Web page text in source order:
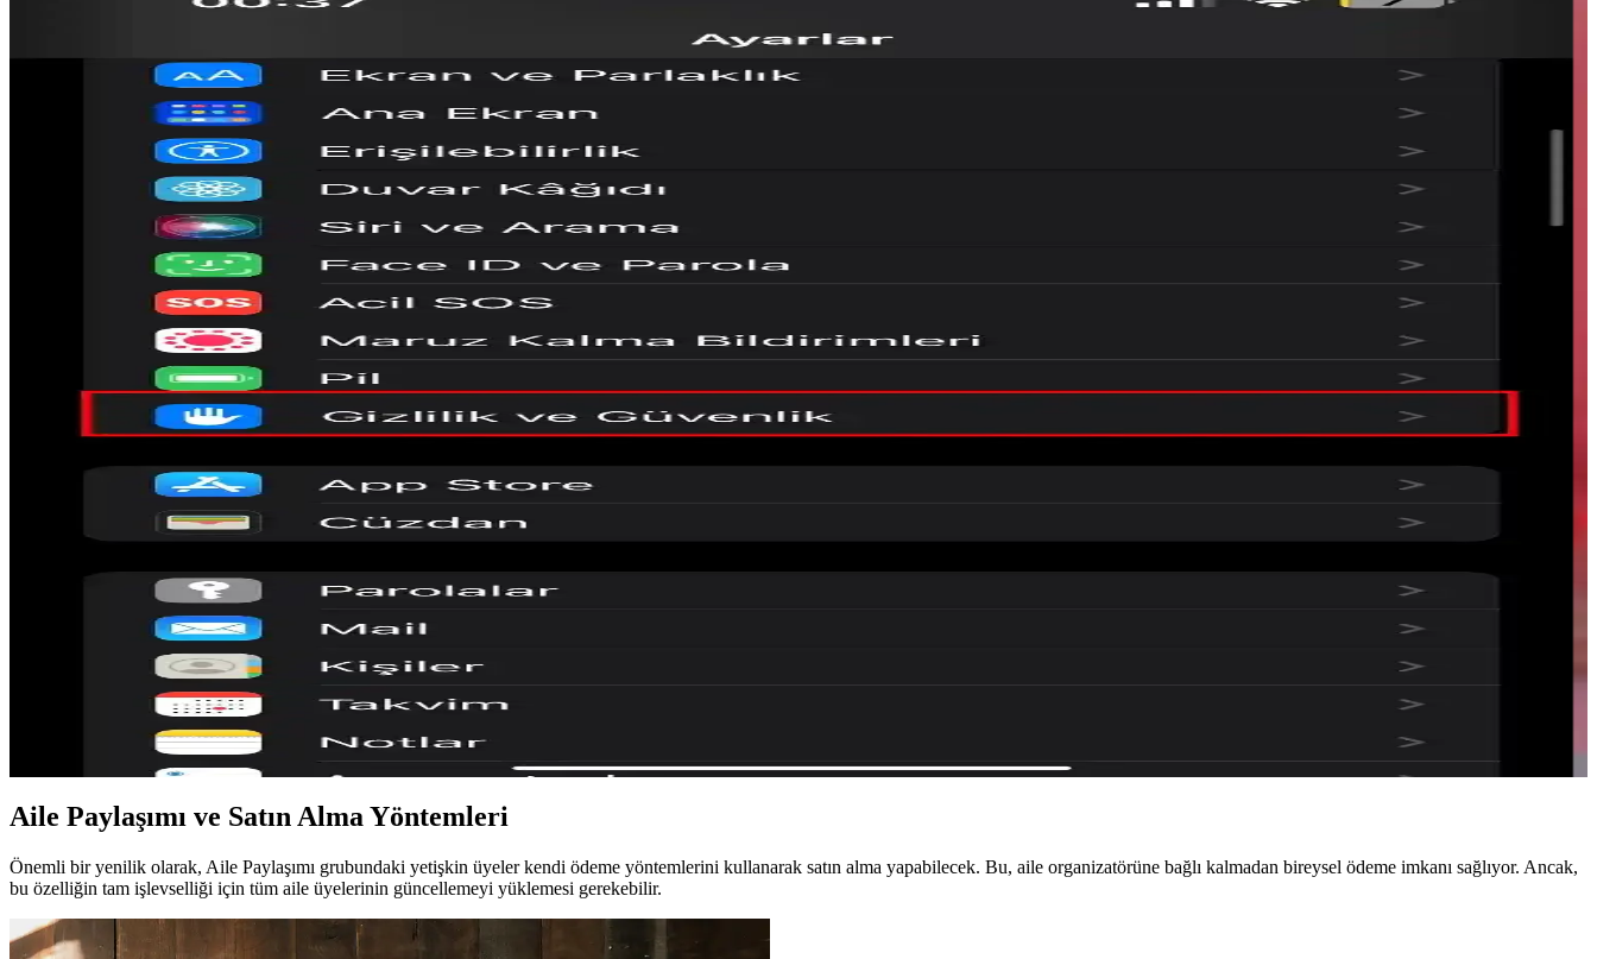
iOS 26.4 Güncellemesi: Klavye İyileştirmeleri ve Aile Paylaşımı Ödeme Seçenekleri
iOS 26.4 güncellemesi klavye doğruluğunu artırırken aile paylaşımı ödeme yöntemlerinde esneklik sunuyor. Ancak otomatik düzeltme sorunları ve Apple Music eksiklikleri kullanıcılar arasında tartışma yaratıyor.
Android 16 QPR3 Güncellemesi ile Pixel Cihazlarda Masaüstü Modu Özellikleri ve Sınırlamaları
Android 16 QPR3 güncellemesi Pixel cihazlarda masaüstü modu sunuyor ancak 1080p çözünürlük ve 16:9 oran sınırı gibi teknik kısıtlamalar ve kullanıcı deneyimi sorunları bulunuyor.
Apple.com'daki iPad Air M4 ve M3 İşlemci Hataları ve Web Sitesi Güncelleme Sorunları
Apple.com'da yeni iPad Air'in işlemcisiyle ilgili M3 ve M4 karışıklığı yaşandı. Web sitesi güncellemelerindeki hatalar kullanıcı deneyimini etkiledi ve teknik sorunlar ortaya çıktı.
Apple TV tvOS 26.4 Güncellemesi: Genius Browse ve İçerik Öneri Sistemindeki Yenilikler
Apple TV'nin tvOS 26.4 güncellemesi Genius Browse öneri sistemiyle içerik deneyimini kişiselleştiriyor. Kullanıcılar fragman kontrolü ve oynatma listesi gibi geliştirmeler talep ediyor.
Samsung Galaxy S26'nın Quick Share ile AirDrop Desteği ve Kullanıcı Deneyimi
Samsung Galaxy S26, Quick Share üzerinden AirDrop desteği sunarak Android ve iOS arasında dosya paylaşımını kolaylaştırıyor. Ancak Wi-Fi sorunları ve eski modellere destek belirsizliği kullanıcıları
tvOS 26.4 Güncellemesi ile Apple TV 4K Ses Sorunları ve Yeni Özelliklerin İncelenmesi
tvOS 26.4 güncellemesi Apple TV 4K'da ses formatları arasında geçiş sorunlarını giderirken, Continuous Audio Connection özelliği bazı kullanıcılar için uyumluluk ve ses kalitesi sorunları yaratabiliyor.
IKEA'nın Matter Uyumlu Akıllı Ampulleri ve Thread Teknolojisi ile Yerel Ağda Çalışma
IKEA'nın Matter protokolü uyumlu akıllı ampulleri, Thread teknolojisi sayesinde internet bağlantısına gerek kalmadan yerel ağda çalışıyor. Bu teknoloji, ev otomasyonunda birlikte çalışabilirliği artırırken
güvenlik ve kullanıcı deneyimini etkiliyor.
iOS Klavye ve Otomatik Düzeltme Sorunları: Performans Düşüşü ve Güncelleme Beklentileri
iOS klavye ve otomatik düzeltme sistemindeki performans düşüşü, yazım hatalarının artmasına ve kullanıcı deneyiminin olumsuz etkilenmesine yol açıyor. 26.4 güncellemesiyle iyileştirme bekleniyor.
Aile Paylaşımı ve Satın Alma Yöntemleri
Önemli bir yenilik olarak, Aile Paylaşımı grubundaki yetişkin üyeler kendi ödeme yöntemlerini kullanarak satın alma yapabilecek. Bu, aile organizatörüne bağlı kalmadan bireysel ödeme imkanı sağlıyor. Ancak,
bu özelliğin tam işlevselliği için tüm aile üyelerinin güncellemeyi yüklemesi gerekebilir.